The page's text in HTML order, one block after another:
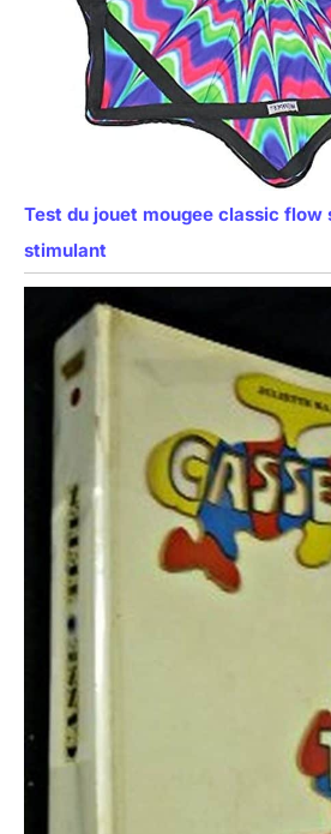
Test du jouet mougee classic flow
stimulant